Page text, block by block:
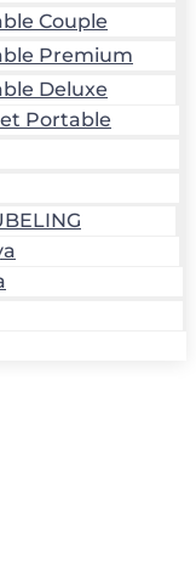
Couple
Premium
Deluxe
Portable